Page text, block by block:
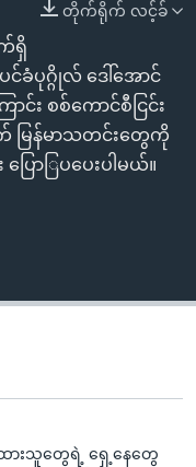
တိုက်ရိုက် လင့်ခ်
ရှိ
ခံပုဂ္ဂိုလ် ဒေါ်အောင်
း စစ်ကောင်စီငြင်း
မြန်မာသတင်းတွေကို
ြောြပပေးပါမယ်။
ထားသူတွေရဲ့ ရှေ့နေတွေ